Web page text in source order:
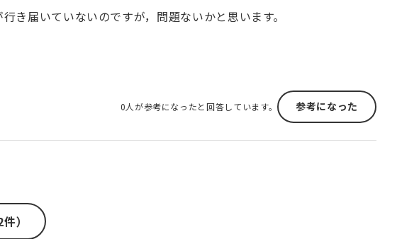
き届いていないのですが，問題ないかと思います。
0人が参考になったと回答しています。 参考になった
）